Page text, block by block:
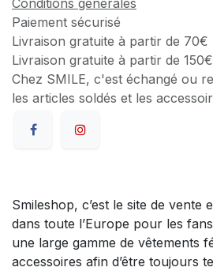
Conditions générales
Paiement sécurisé
Livraison gratuite à partir de 70€
Livraison gratuite à partir de
Chez SMILE, c'est échangé ou
les articles soldés et les
Smileshop, c’est le site de vente
dans toute l’Europe pour les
une large gamme de vêtements
accessoires afin d’être toujours